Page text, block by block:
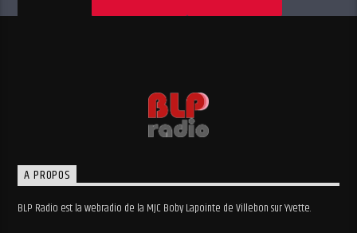
A PROPOS
BLP Radio est la webradio de la MJC Boby Lapointe de Villebon sur Yvette.